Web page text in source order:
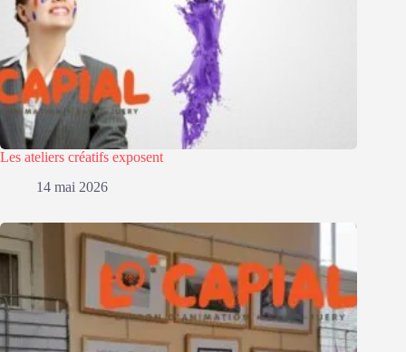
Les ateliers créatifs exposent
14 mai 2026